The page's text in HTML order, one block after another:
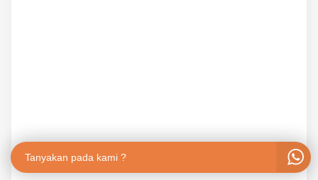
Tanyakan pada kami ?